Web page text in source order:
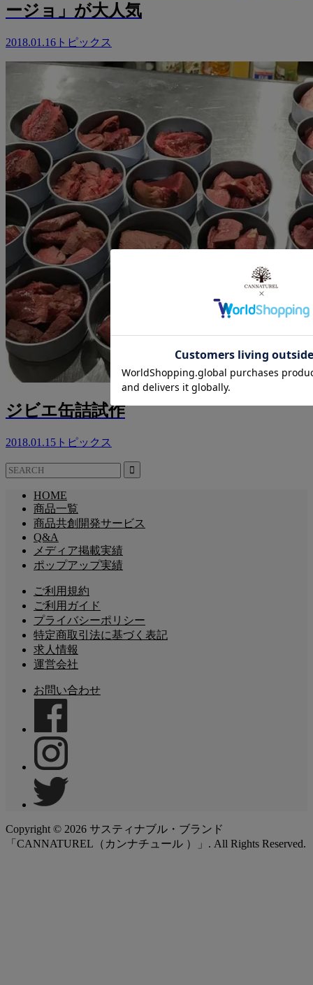
ージョ」が大人気
2018.01.16 トピックス
ジビエ缶詰試作
2018.01.15 トピックス
HOME
商品一覧
商品共創開発サービス
Q&A
メディア掲載実績
ポップアップ実績
ご利用規約
ご利用ガイド
プライバシーポリシー
特定商取引法に基づく表記
求人情報
運営会社
お問い合わせ
Copyright © 2026 サスティナブル・ブランド
「CANNATUREL（カンナチュール ）」. All Rights Reserved.